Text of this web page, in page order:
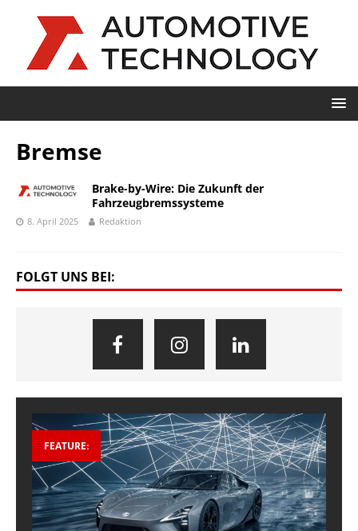
Bremse
Brake-by-Wire: Die Zukunft der
Fahrzeugbremssysteme
8. April 2025 Redaktion
FOLGT UNS BEI:
FEATURE: